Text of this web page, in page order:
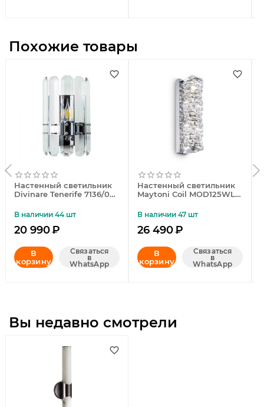
Похожие товары
Настенный светильник
Divinare Tenerife 7136/02
В наличии 44 шт
20 990₽
В
корзину
Связаться
в
WhatsApp
Настенный светильник
Maytoni Coil MOD125WL-
В наличии 47 шт
26 490₽
В
корзину
Связаться
в
WhatsApp
Вы недавно смотрели